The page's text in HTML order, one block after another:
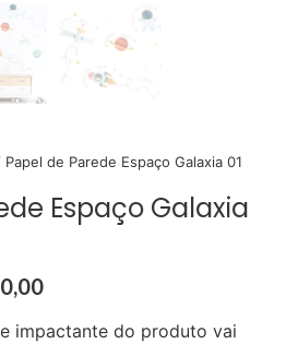
Papel de Parede Espaço Galaxia 01
Espaço Galaxia
impactante do produto vai